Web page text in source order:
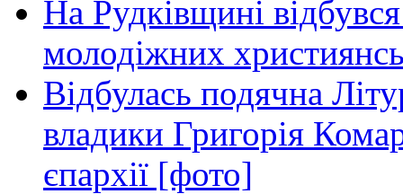
На Рудківщині
молодіжних
Відбулась подячна
владики Григорія
єпархії [фото]